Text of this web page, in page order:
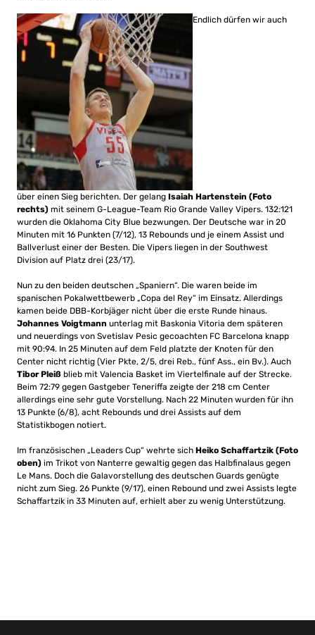
Endlich dürfen wir auch
über einen Sieg berichten. Der gelang Isaiah Hartenstein (Foto
rechts) mit seinem G-League-Team Rio Grande Valley Vipers. 132:121
wurden die Oklahoma City Blue bezwungen. Der Deutsche war in 20
Minuten mit 16 Punkten (7/12), 13 Rebounds und je einem Assist und
Ballverlust einer der Besten. Die Vipers liegen in der Southwest
Division auf Platz drei (23/17).
Nun zu den beiden deutschen „Spaniern“. Die waren beide im
spanischen Pokalwettbewerb „Copa del Rey“ im Einsatz. Allerdings
kamen beide DBB-Korbjäger nicht über die erste Runde hinaus.
Johannes Voigtmann unterlag mit Baskonia Vitoria dem späteren
und neuerdings von Svetislav Pesic gecoachten FC Barcelona knapp
mit 90:94. In 25 Minuten auf dem Feld platzte der Knoten für den
Center nicht richtig (Vier Pkte, 2/5, drei Reb., fünf Ass., ein Bv.). Auch
Tibor Pleiß blieb mit Valencia Basket im Viertelfinale auf der Strecke.
Beim 72:79 gegen Gastgeber Teneriffa zeigte der 218 cm Center
allerdings eine sehr gute Vorstellung. Nach 22 Minuten wurden für ihn
13 Punkte (6/8), acht Rebounds und drei Assists auf dem
Statistikbogen notiert.
Im französischen „Leaders Cup“ wehrte sich Heiko Schaffartzik (Foto
oben) im Trikot von Nanterre gewaltig gegen das Halbfinalaus gegen
Le Mans. Doch die Galavorstellung des deutschen Guards genügte
nicht zum Sieg. 26 Punkte (9/17), einen Rebound und zwei Assists legte
Schaffartzik in 33 Minuten auf, erhielt aber zu wenig Unterstützung.